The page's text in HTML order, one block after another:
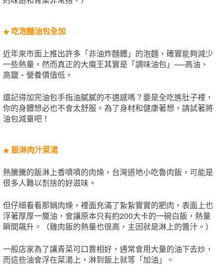
★ 吃泡麵油包全加
近年來市面上推出許多「非油炸麵體」的泡麵，確實能夠減少
一些熱量，然而真正的大魔王其實是「調味油包」──高油、
高鹽、營養價值低。
還記得加完油包手指油膩膩的不適感嗎？要是全吃進肚子裡，
你的身體想必也不會太舒服。為了身材和健康著想，請試著將
油包減量吧！
★ 飯淋肉汁菜湯
熱騰騰的飯淋上香噴噴的肉燥，台灣道地小吃魯肉飯，可能是
很多人難以割捨的好滋味。
但仔細看看那鍋肉燥，裡面充滿了紮紮實實的肥肉，表面上也
浮著厚厚一層油，會讓原本只有約200大卡的一碗白飯，熱量
瞬間飆升。（雞肉飯的熱量也很高，主因就是淋上的醬汁。）
一般店家為了讓青菜可口賣相好，通常會用大量的油下去炒，
而這些油會浮在菜湯上，淋到飯上就等「加油」。